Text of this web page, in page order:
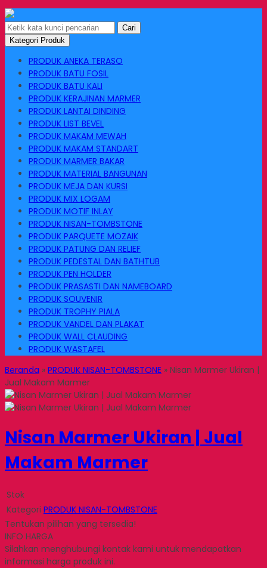
Cari
Kategori Produk
PRODUK ANEKA TERASO
PRODUK BATU FOSIL
PRODUK BATU KALI
PRODUK KERAJINAN MARMER
PRODUK LANTAI DINDING
PRODUK LIST BEVEL
PRODUK MAKAM MEWAH
PRODUK MAKAM STANDART
PRODUK MARMER BAKAR
PRODUK MATERIAL BANGUNAN
PRODUK MEJA DAN KURSI
PRODUK MIX LOGAM
PRODUK MOTIF INLAY
PRODUK NISAN-TOMBSTONE
PRODUK PARQUETE MOZAIK
PRODUK PATUNG DAN RELIEF
PRODUK PEDESTAL DAN BATHTUB
PRODUK PEN HOLDER
PRODUK PRASASTI DAN NAMEBOARD
PRODUK SOUVENIR
PRODUK TROPHY PIALA
PRODUK VANDEL DAN PLAKAT
PRODUK WALL CLAUDING
PRODUK WASTAFEL
Beranda » PRODUK NISAN-TOMBSTONE » Nisan Marmer Ukiran |
Jual Makam Marmer
Nisan Marmer Ukiran | Jual
Makam Marmer
Stok
Kategori PRODUK NISAN-TOMBSTONE
Tentukan pilihan yang tersedia!
INFO HARGA
Silahkan menghubungi kontak kami untuk mendapatkan
informasi harga produk ini.